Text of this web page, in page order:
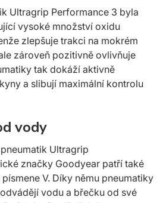
Ultragrip Performance 3 byla
vysoké množství oxidu
zlepšuje trakci na mokrém
zároveň pozitivně ovlivňuje
tak dokáží aktivně
a slibují maximální kontrolu
vody
Ultragrip
značky Goodyear patří také
V. Díky němu pneumatiky
vodu a břečku od své